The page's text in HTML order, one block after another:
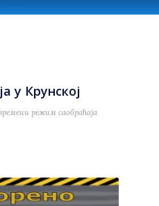
у Крунској
режим саобраћаја